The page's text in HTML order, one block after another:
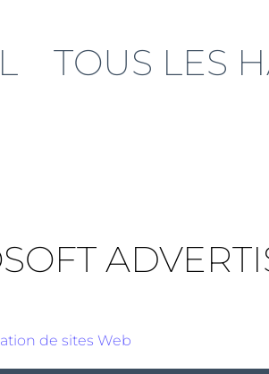
TOUS LES
de sites Web